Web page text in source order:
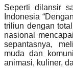
Seperti dilansir
Indonesia
triliun dengan
nasional
sepantasnya,
muda dan
animasi, kuliner,